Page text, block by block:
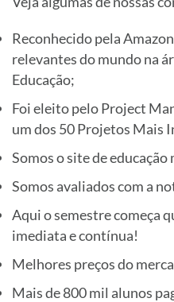
Reconhecido pela
relevantes do mundo na
Educação;
Foi eleito pelo Project
um dos 50 Projetos Mais
Somos o site de
Somos avaliados com a
Aqui o semestre começa
imediata e contínua!
Melhores preços do
Mais de 800 mil alunos